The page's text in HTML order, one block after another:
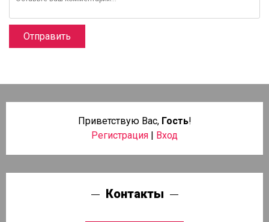
Отправить
Приветствую Вас, Гость!
Регистрация | Вход
Контакты